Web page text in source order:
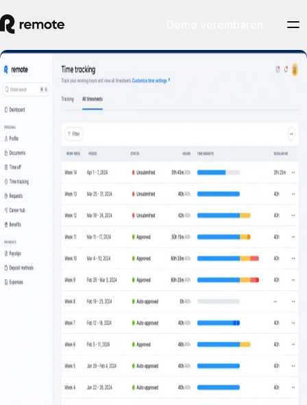
Zeiterfassung und Abwesenheitsverwaltung
Erfassen Sie Arbeitszeiten und Abwesenheiten in sämtlichen
Zeitzonen, in denen sich Ihre Teammitglieder befinden.
Demotermin vereinbaren